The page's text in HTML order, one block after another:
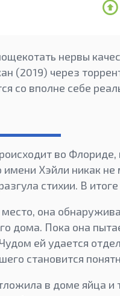
нервы
(2019) через
со вполне себе
во
Хэйли никак не
стихии. В
она
дома. Пока она
ей удается
становится
в доме яйца и